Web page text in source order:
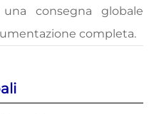
consegna globale
completa.